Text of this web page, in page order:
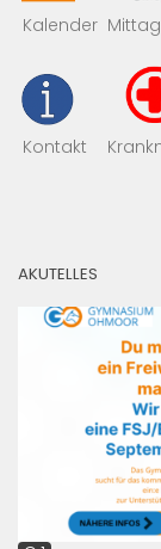
Kalender
Kontakt
AKUTELLES